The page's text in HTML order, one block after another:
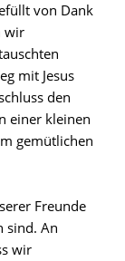
von Dank
wir
mit Jesus
den
einer kleinen
gemütlichen
Freunde
sind. An
wir